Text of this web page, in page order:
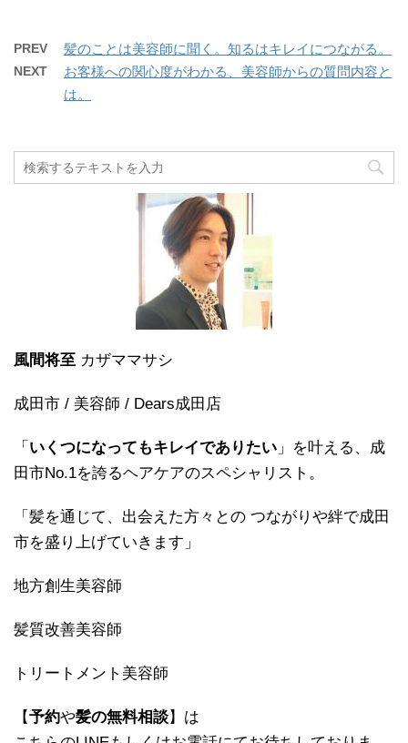
PREV 髪のことは美容師に聞く。知るはキレイにつながる。
NEXT
お客様への関心度がわかる、美容師からの質問内容と
は。
風間将至 カザママサシ
成田市 / 美容師 / Dears成田店
「 いくつになってもキレイでありたい 」を叶える、成
田市No.1を誇るヘアケアのスペシャリスト。
「髪を通じて、出会えた方々との つながりや絆で成田
市を盛り上げていきます」
地方創生美容師
髪質改善美容師
トリートメント美容師
【予約や髪の無料相談】は